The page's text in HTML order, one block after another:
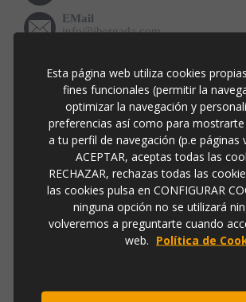
EMail
info@ibergada.com
Compártelo:
DESCRIPCIÓN
Cuadro decorativo original "DÍPTICO AKER" del
Soriano, pintado sobre bastidor de chapa de 4cm
mixta. Disponible en otras medidas y posibilidad
diferentes acabados, consultar. Obra de gran
certificado de autenticidad.
Esta página web utiliza cookies
fines funcionales (permitir la
optimizar la navegación y
preferencias así como para
a tu perfil de navegación (p.e páginas
ACEPTAR, aceptas todas las
RECHAZAR, rechazas todas las
las cookies pulsa en CONFIGURAR
ninguna opción no se utilizará
volveremos a preguntarte cuando
web. Política de